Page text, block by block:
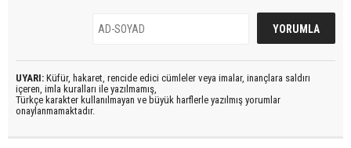
UYARI: Küfür, hakaret, rencide edici cümleler veya imalar, inançlara saldırı
içeren, imla kuralları ile yazılmamış,
Türkçe karakter kullanılmayan ve büyük harflerle yazılmış yorumlar
onaylanmamaktadır.